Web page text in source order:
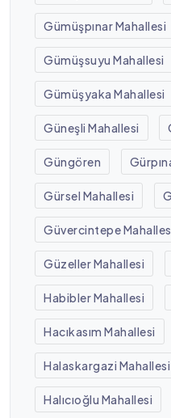
Gümüşpınar Mahallesi
Gümüşsuyu Mahallesi
Gümüşyaka Mahallesi
Güneşli Mahallesi
Güngören
Gürsel Mahallesi
Güvercintepe
Güzeller Mahallesi
Habibler Mahallesi
Hacıkasım Mahallesi
Halaskargazi Mahallesi
Halıcıoğlu Mahallesi